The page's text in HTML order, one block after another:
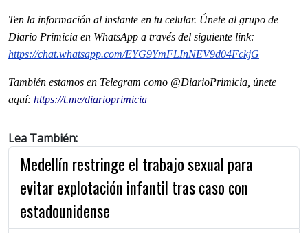
Ten la información al instante en tu celular. Únete al grupo de
Diario Primicia en WhatsApp a través del siguiente link:
https://chat.whatsapp.com/EYG9YmFLInNEV9d04FckjG
También estamos en Telegram como @DiarioPrimicia, únete
aquí: https://t.me/diarioprimicia
Lea También:
Medellín restringe el trabajo sexual para
evitar explotación infantil tras caso con
estadounidense